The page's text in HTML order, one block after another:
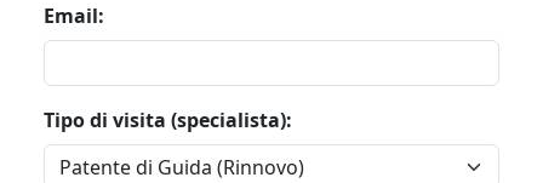
Email:
Tipo di visita (specialista):